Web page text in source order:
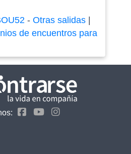
- Otras salidas|
de encuentros para